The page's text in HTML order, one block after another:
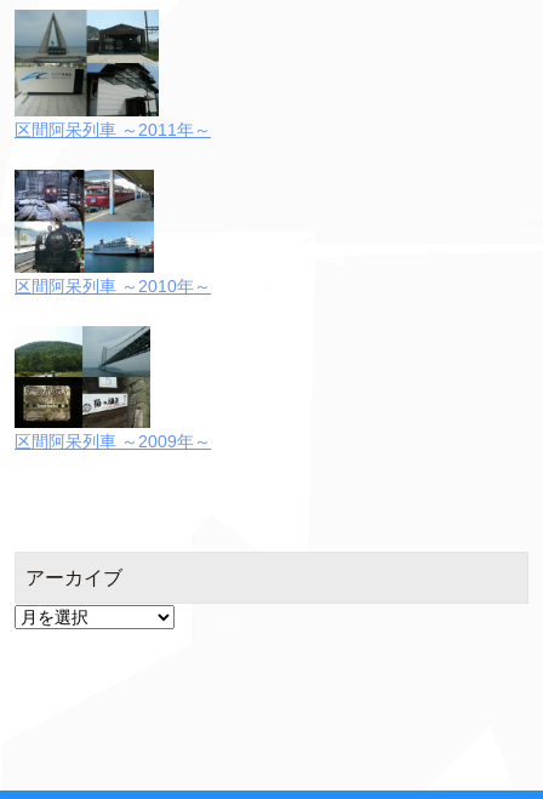
区間阿呆列車 ～2011年～
区間阿呆列車 ～2010年～
区間阿呆列車 ～2009年～
アーカイブ
ア